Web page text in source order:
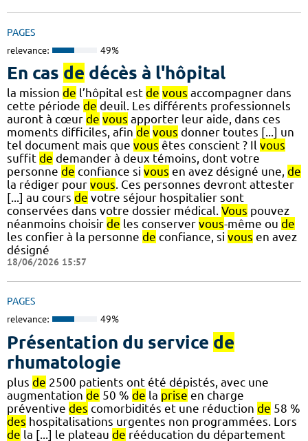
PAGES
relevance: 49%
En cas de décès à l'hôpital
la mission de l’hôpital est de vous accompagner dans
cette période de deuil. Les différents professionnels
auront à cœur de vous apporter leur aide, dans ces
moments difficiles, afin de vous donner toutes [...] un
tel document mais que vous êtes conscient ? Il vous
suffit de demander à deux témoins, dont votre
personne de confiance si vous en avez désigné une, de
la rédiger pour vous. Ces personnes devront attester
[...] au cours de votre séjour hospitalier sont
conservées dans votre dossier médical. Vous pouvez
néanmoins choisir de les conserver vous-même ou de
les confier à la personne de confiance, si vous en avez
désigné
18/06/2026 15:57
PAGES
relevance: 49%
Présentation du service de
rhumatologie
plus de 2500 patients ont été dépistés, avec une
augmentation de 50 % de la prise en charge
préventive des comorbidités et une réduction de 58 %
des hospitalisations urgentes non programmées. Lors
de la [...] le plateau de rééducation du département